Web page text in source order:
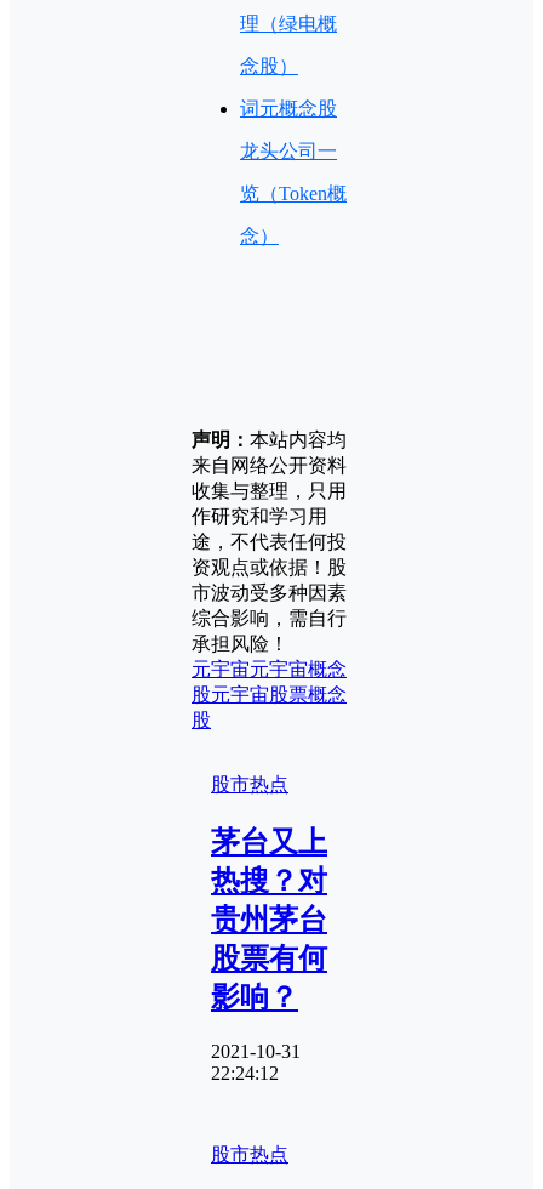
理（绿电概
念股）
词元概念股
龙头公司一
览（Token概
念）
声明： 本站内容均
来自网络公开资料
收集与整理，只用
作研究和学习用
途，不代表任何投
资观点或依据！股
市波动受多种因素
综合影响，需自行
承担风险！
元宇宙元宇宙概念
股元宇宙股票概念
股
股市热点
茅台又上
热搜？对
贵州茅台
股票有何
影响？
2021-10-31
22:24:12
股市热点